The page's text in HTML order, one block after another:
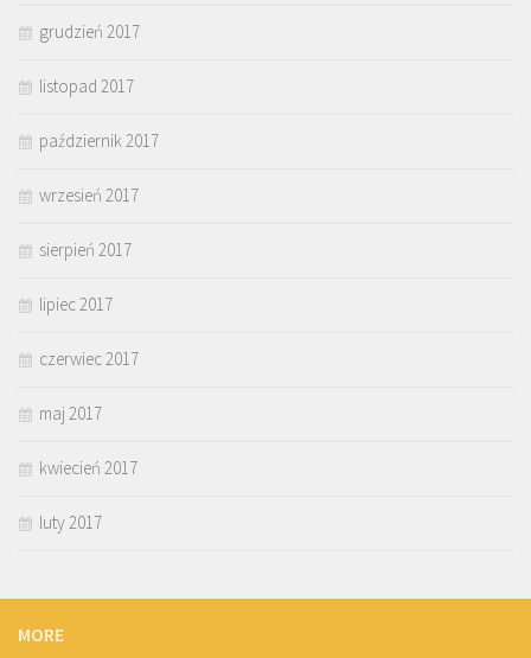
grudzień 2017
listopad 2017
październik 2017
wrzesień 2017
sierpień 2017
lipiec 2017
czerwiec 2017
maj 2017
kwiecień 2017
luty 2017
MORE